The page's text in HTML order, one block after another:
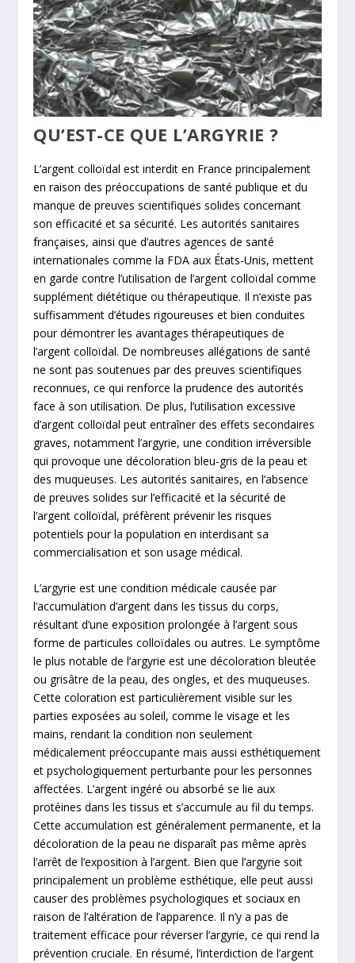
QU’EST-CE QUE L’ARGYRIE ?
L’argent colloïdal est interdit en France principalement
en raison des préoccupations de santé publique et du
manque de preuves scientifiques solides concernant
son efficacité et sa sécurité. Les autorités sanitaires
françaises, ainsi que d’autres agences de santé
internationales comme la FDA aux États-Unis, mettent
en garde contre l’utilisation de l’argent colloïdal comme
supplément diététique ou thérapeutique. Il n’existe pas
suffisamment d’études rigoureuses et bien conduites
pour démontrer les avantages thérapeutiques de
l’argent colloïdal. De nombreuses allégations de santé
ne sont pas soutenues par des preuves scientifiques
reconnues, ce qui renforce la prudence des autorités
face à son utilisation. De plus, l’utilisation excessive
d’argent colloïdal peut entraîner des effets secondaires
graves, notamment l’argyrie, une condition irréversible
qui provoque une décoloration bleu-gris de la peau et
des muqueuses. Les autorités sanitaires, en l’absence
de preuves solides sur l’efficacité et la sécurité de
l’argent colloïdal, préfèrent prévenir les risques
potentiels pour la population en interdisant sa
commercialisation et son usage médical.
L’argyrie est une condition médicale causée par
l’accumulation d’argent dans les tissus du corps,
résultant d’une exposition prolongée à l’argent sous
forme de particules colloïdales ou autres. Le symptôme
le plus notable de l’argyrie est une décoloration bleutée
ou grisâtre de la peau, des ongles, et des muqueuses.
Cette coloration est particulièrement visible sur les
parties exposées au soleil, comme le visage et les
mains, rendant la condition non seulement
médicalement préoccupante mais aussi esthétiquement
et psychologiquement perturbante pour les personnes
affectées. L’argent ingéré ou absorbé se lie aux
protéines dans les tissus et s’accumule au fil du temps.
Cette accumulation est généralement permanente, et la
décoloration de la peau ne disparaît pas même après
l’arrêt de l’exposition à l’argent. Bien que l’argyrie soit
principalement un problème esthétique, elle peut aussi
causer des problèmes psychologiques et sociaux en
raison de l’altération de l’apparence. Il n’y a pas de
traitement efficace pour réverser l’argyrie, ce qui rend la
prévention cruciale. En résumé, l’interdiction de l’argent